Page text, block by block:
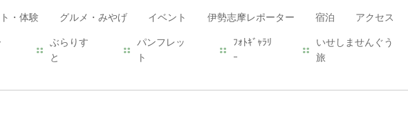
・体験 グルメ・みやげ イベント 伊勢志摩レポーター 宿泊 アクセス
ぶらりす
と
パンフレッ
ト
ﾌｫﾄｷﾞｬﾗﾘ
ｰ
いせしませんぐう
旅